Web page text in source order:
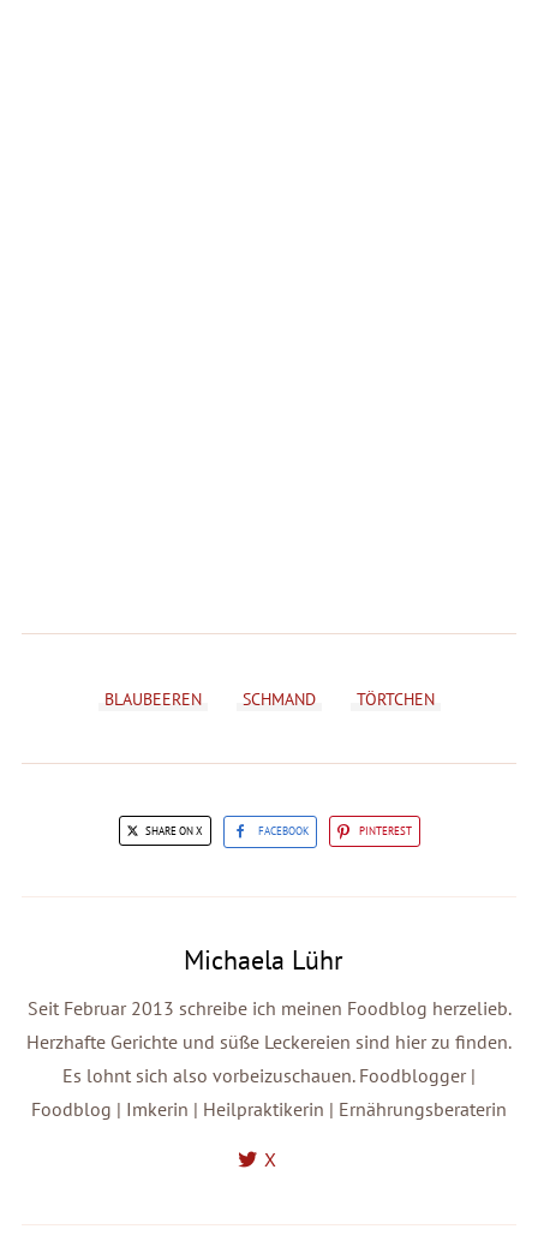
BLAUBEEREN SCHMAND TÖRTCHEN
SHARE ON X FACEBOOK PINTEREST
Michaela Lühr
Seit Februar 2013 schreibe ich meinen Foodblog herzelieb.
Herzhafte Gerichte und süße Leckereien sind hier zu finden.
Es lohnt sich also vorbeizuschauen. Foodblogger |
Foodblog | Imkerin | Heilpraktikerin | Ernährungsberaterin
X